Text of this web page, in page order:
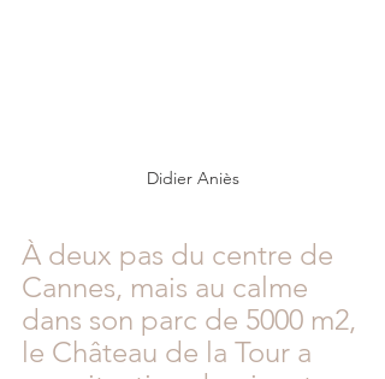
Didier Aniès
À deux pas du centre de
Cannes, mais au calme
dans son parc de 5000 m2,
le Château de la Tour a